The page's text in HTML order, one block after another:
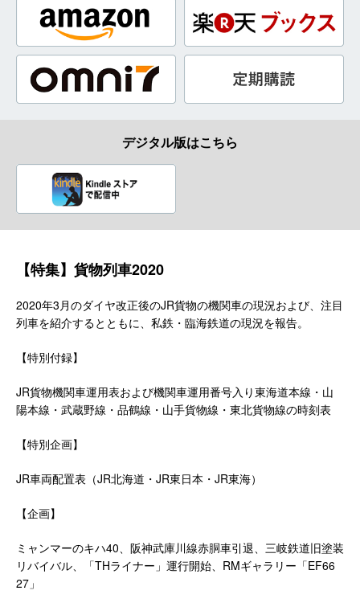
デジタル版はこちら
【特集】貨物列車2020
2020年3月のダイヤ改正後のJR貨物の機関車の現況および、注目
列車を紹介するとともに、私鉄・臨海鉄道の現況を報告。
【特別付録】
JR貨物機関車運用表および機関車運用番号入り東海道本線・山
陽本線・武蔵野線・品鶴線・山手貨物線・東北貨物線の時刻表
【特別企画】
JR車両配置表（JR北海道・JR東日本・JR東海）
【企画】
ミャンマーのキハ40、阪神武庫川線赤胴車引退、三岐鉄道旧塗装
リバイバル、「THライナー」運行開始、RMギャラリー「EF66
27」